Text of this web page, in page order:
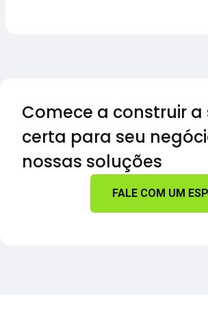
Comece a construir
certa para seu
nossas soluções
FALE COM UM